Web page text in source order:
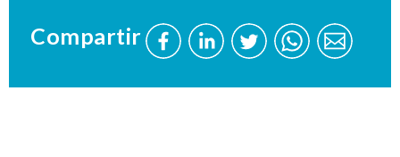
Compartir
esta esta esta este este